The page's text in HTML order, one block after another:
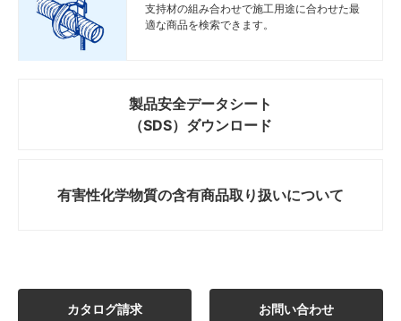
支持材の組み合わせで施工用途に合わせた最
適な商品を検索できます。
製品安全データシート
（SDS）ダウンロード
有害性化学物質の含有商品取り扱いについて
カタログ請求 お問い合わせ